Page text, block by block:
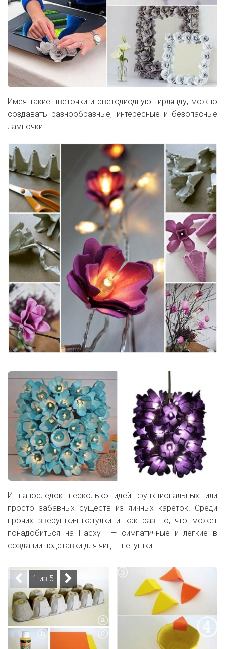
Имея такие цветочки и светодиодную гирлянду, можно
создавать разнообразные, интересные и безопасные
лампочки.
И напоследок несколько идей функциональных или
просто забавных существ из яичных кареток. Среди
прочих зверушки-шкатулки и как раз то, что может
понадобиться на Пасху — симпатичные и легкие в
создании подставки для яиц — петушки.
1 из 5